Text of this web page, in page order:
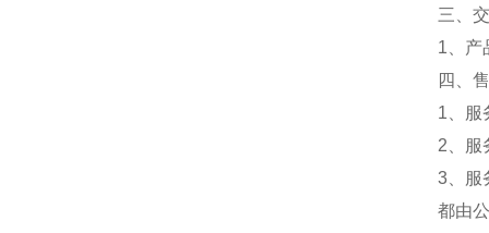
三、
1、产
四、
1、服
2、服
3、服
都由